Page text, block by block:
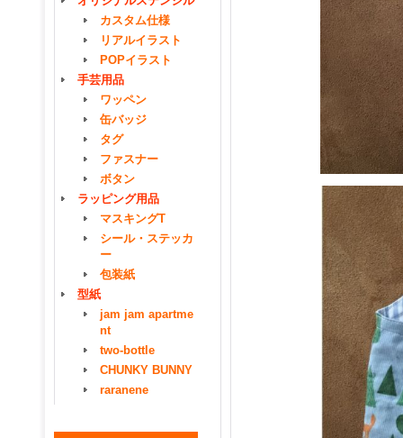
カスタム仕様
リアルイラスト
POPイラスト
手芸用品
ワッペン
缶バッジ
タグ
ファスナー
ボタン
ラッピング用品
マスキングT
シール・ステッカ
ー
包装紙
型紙
jam jam apartme
nt
two-bottle
CHUNKY BUNNY
raranene